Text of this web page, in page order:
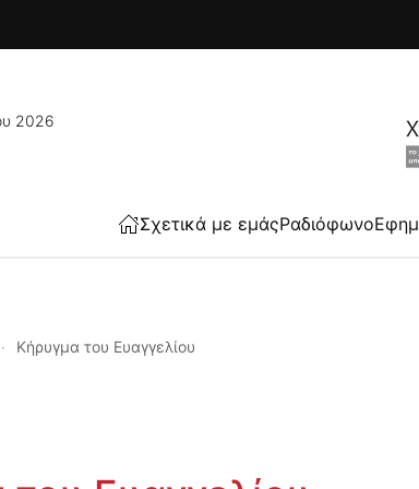
2026
Σχετικά με εμάςΡαδιόφωνο
Κήρυγμα του Ευαγγελίου